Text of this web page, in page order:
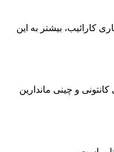
کارائیب، بیشتر به این
و چینی ماندارین